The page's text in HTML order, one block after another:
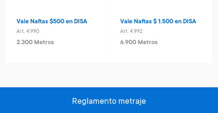
Vale Naftas $500 en DISA
Art. 4.990
2.300 Metros
Vale Naftas $ 1.500 en DISA
Art. 4.992
6.900 Metros
Reglamento metraje